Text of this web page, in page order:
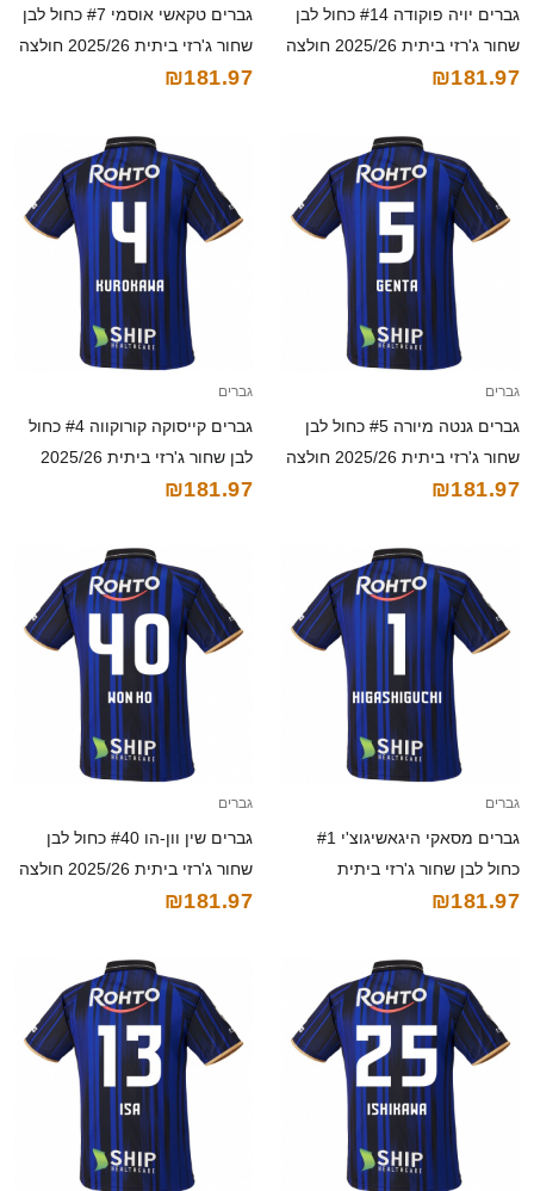
גברים יויה פוקודה #14 כחול לבן
שחור ג'רזי ביתית 2025/26 חולצה
קצרה
₪181.97
גברים טקאשי אוסמי #7 כחול לבן
שחור ג'רזי ביתית 2025/26 חולצה
קצרה
₪181.97
גברים
גברים גנטה מיורה #5 כחול לבן
שחור ג'רזי ביתית 2025/26 חולצה
קצרה
₪181.97
גברים
גברים קייסוקה קורוקווה #4 כחול
לבן שחור ג'רזי ביתית 2025/26
חולצה קצרה
₪181.97
גברים
גברים מסאקי היגאשיגוצ'י #1
כחול לבן שחור ג'רזי ביתית
2025/26 חולצה קצרה
₪181.97
גברים
גברים שין וון-הו #40 כחול לבן
שחור ג'רזי ביתית 2025/26 חולצה
קצרה
₪181.97